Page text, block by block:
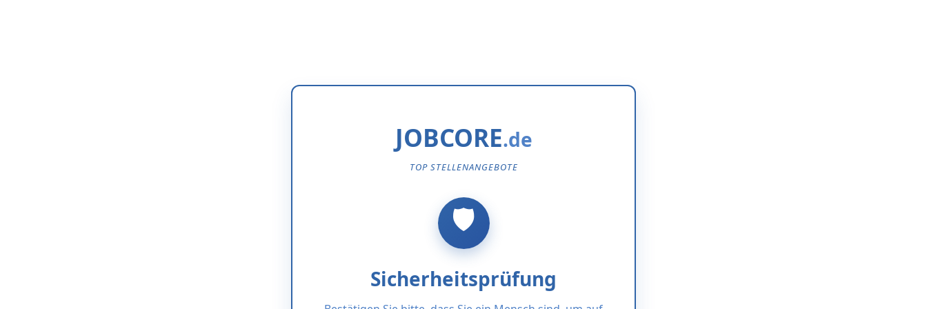
JOBCORE
TOP STELLENANGEBOTE
Sicherheitsprüfung